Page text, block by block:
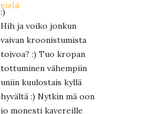
vielä
:)
Hih ja voiko jonkun
vaivan kroonistumista
toivoa? :) Tuo kropan
tottuminen vähempiin
uniin kuulostais kyllä
hyvältä :) Nytkin mä oon
jo monesti kavereille